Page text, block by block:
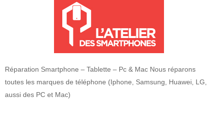
Réparation Smartphone – Tablette – Pc & Mac Nous réparons
toutes les marques de téléphone (Iphone, Samsung, Huawei, LG,
aussi des PC et Mac)